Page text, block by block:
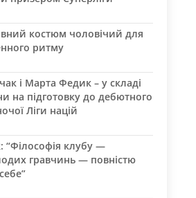
костюм чоловічий для
ритму
і Марта Федик – у складі
на підготовку до дебютного
Ліги націй
клубу —
гравчинь — повністю